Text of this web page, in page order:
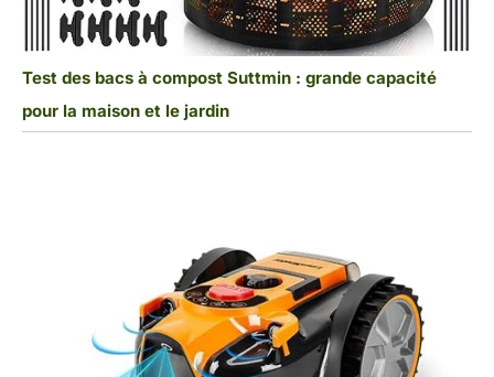
Test des bacs à compost Suttmin : grande capacité
pour la maison et le jardin